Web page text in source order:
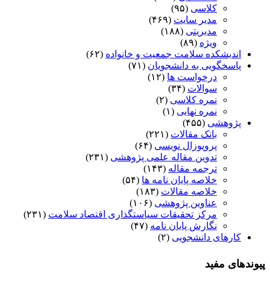
کلاسی (۹۵)
مدیر سایت (۴۶۹)
مدیریتی (۱۸۸)
ویژه (۸۹)
اندیشکده سلامت جمعیت و خانواده (۶۲)
پاسخگویی به دانشجویان (۷۱)
درخواست ها (۱۲)
سوالات (۳۴)
نمره کلاسی (۲)
نمره نهایی (۱)
پژوهشی (۴۵۵)
بانک مقالات (۲۲۱)
پروپوزال نویسی (۶۴)
تدوین مقاله علمی پژوهشی (۲۳۱)
ترجمه مقاله (۱۴۳)
خلاصه پایان نامه ها (۵۴)
خلاصه مقالات (۱۸۳)
عناوین پژوهشی (۱۰۶)
مرکز تحقیقات سیاستگذاری اقتصاد سلامت (۲۳۱)
نگارش پایان نامه (۴۷)
کارهای دانشجویی (۲)
پیوندهای مفید